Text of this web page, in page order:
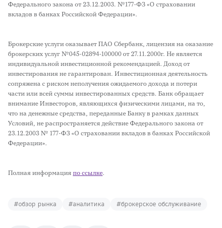
Федерального закона от 23.12.2003. №177-ФЗ «О страховании
вкладов в банках Российской Федерации».
Брокерские услуги оказывает ПАО Сбербанк, лицензия на оказание
брокерских услуг №045-02894-100000 от 27.11.2000г. Не является
индивидуальной инвестиционной рекомендацией. Доход от
инвестирования не гарантирован. Инвестиционная деятельность
сопряжена с риском неполучения ожидаемого дохода и потери
части или всей суммы инвестированных средств. Банк обращает
внимание Инвесторов, являющихся физическими лицами, на то,
что на денежные средства, переданные Банку в рамках данных
Условий, не распространяется действие Федерального закона от
23.12.2003 № 177-ФЗ «О страховании вкладов в банках Российской
Федерации».
Полная информация по ссылке.
#обзор рынка #аналитика #брокерское обслуживание